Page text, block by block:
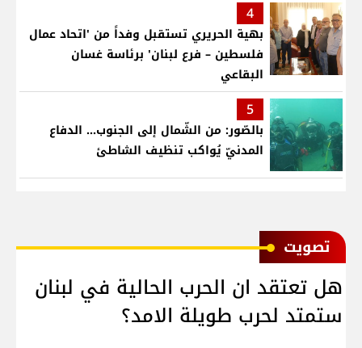
4
بهية الحريري تستقبل وفداً من 'اتحاد عمال
فلسطين – فرع لبنان' برئاسة غسان
البقاعي
5
بالصّور: من الشّمال إلى الجنوب... الدفاع
المدنيّ يُواكب تنظيف الشاطئ
ﺗﺼﻮﻳﺖ
هل تعتقد ان الحرب الحالية في لبنان
ستمتد لحرب طويلة الامد؟